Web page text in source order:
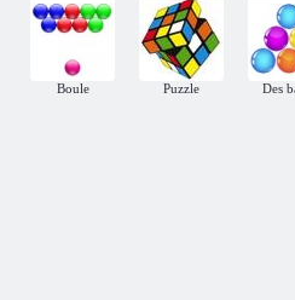
Boule Puzzle Des